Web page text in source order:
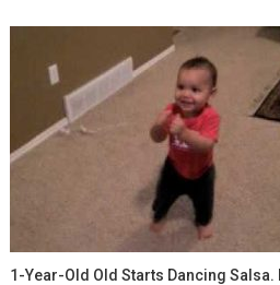
1-Year-Old Old Starts Dancing Salsa.